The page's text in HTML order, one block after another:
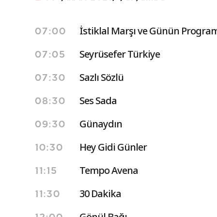
07:00 İstiklal Marşı ve Günün Program
07:05 Seyrüsefer Türkiye
07:30 Sazlı Sözlü
08:30 Ses Sada
09:30 Günaydın
10:30 Hey Gidi Günler
11:15 Tempo Avena
11:30 30 Dakika